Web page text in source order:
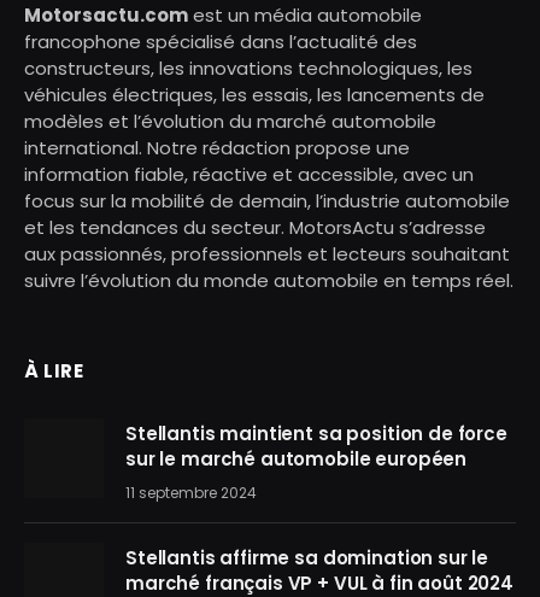
Motorsactu.comest un média automobile
francophone spécialisé dans l’actualité des
constructeurs, les innovations technologiques, les
véhicules électriques, les essais, les lancements de
modèles et l’évolution du marché automobile
international. Notre rédaction propose une
information fiable, réactive et accessible, avec un
focus sur la mobilité de demain, l’industrie automobile
et les tendances du secteur. MotorsActu s’adresse
aux passionnés, professionnels et lecteurs souhaitant
suivre l’évolution du monde automobile en temps réel.
À LIRE
Stellantis maintient sa position de force
sur le marché automobile européen
11 septembre 2024
Stellantis affirme sa domination sur le
marché français VP + VUL à fin août 2024